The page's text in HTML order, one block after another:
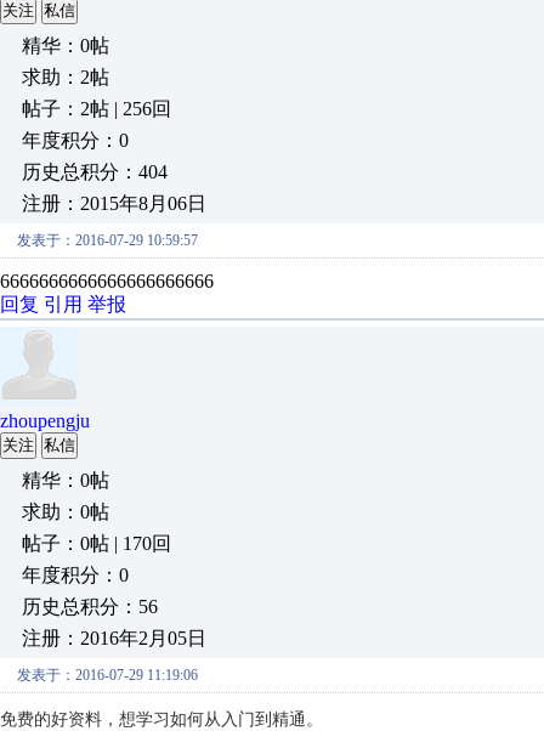
关注 私信
精华：0帖
求助：2帖
帖子：2帖 | 256回
年度积分：0
历史总积分：404
注册：2015年8月06日
发表于：2016-07-29 10:59:57
6666666666666666666666
回复 引用 举报
zhoupengju
关注 私信
精华：0帖
求助：0帖
帖子：0帖 | 170回
年度积分：0
历史总积分：56
注册：2016年2月05日
发表于：2016-07-29 11:19:06
免费的好资料，想学习如何从入门到精通。